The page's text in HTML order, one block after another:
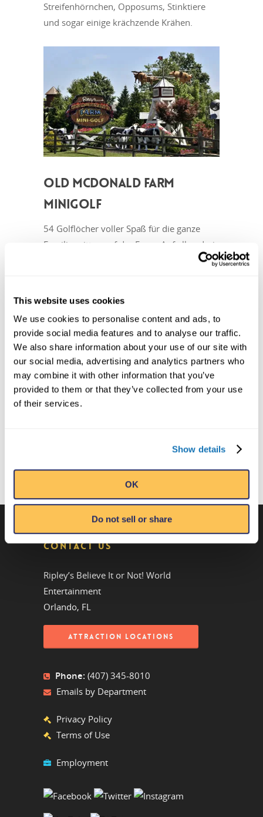
This website uses cookies
We use cookies to personalise content and ads, to
provide social media features and to analyse our traffic.
We also share information about your use of our site with
our social media, advertising and analytics partners who
may combine it with other information that you’ve
provided to them or that they’ve collected from your use
of their services.
Show details
OK
Do not sell or share
Streifenhörnchen, Opposums, Stinktiere
und sogar einige krächzende Krähen.
OLD MCDONALD FARM
MINIGOLF
54 Golflöcher voller Spaß für die ganze
Familie mitten auf der Farm. Auf allen drei
CONTACT US
Ripley’s Believe It or Not! World
Entertainment
Orlando, FL
ATTRACTION LOCATIONS
Phone: (407) 345-8010
Emails by Department
Privacy Policy
Terms of Use
Employment